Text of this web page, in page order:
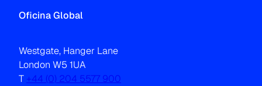
Oficina Global
Westgate, Hanger Lane
London W5 1UA
T +44 (0) 204 5577 900